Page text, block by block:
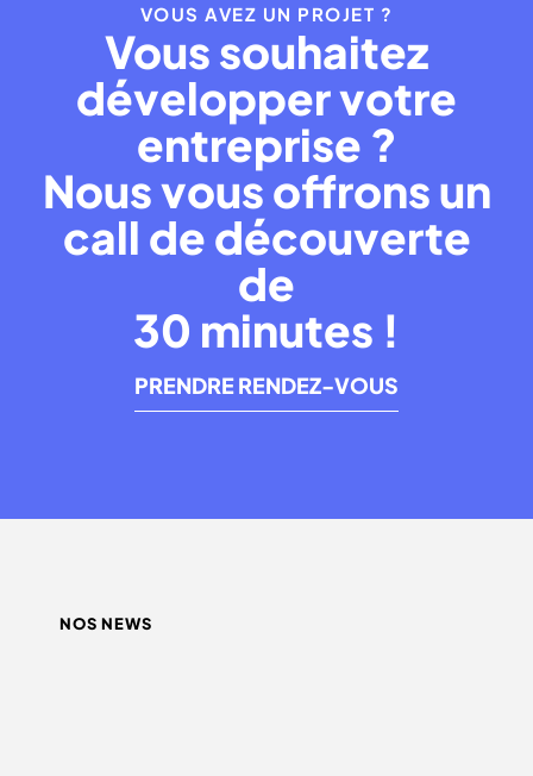
VOUS AVEZ UN PROJET ?
Vous souhaitez
développer votre
entreprise ?
Nous vous offrons un
call de découverte
de
30 minutes !
PRENDRE RENDEZ-VOUS
NOS NEWS